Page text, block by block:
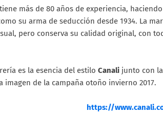
tiene más de 80 años de experiencia,
su arma de seducción desde 1934. La
pero conserva su calidad original, con
es la esencia del estilo Canali junto con
imagen de la campaña otoño invierno 2017.
https://